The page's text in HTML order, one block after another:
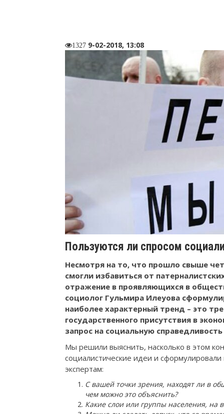
1327 9-02-2018, 13:08
Пользуются ли спросом
Несмотря на то, что прошло свыше
смогли избавиться от
отражение в проявляющихся в
социолог Гульмира Илеуова
наиболее характерный тренд – это
государственного присутствия в
запрос на социальную
Мы решили выяснить, насколько в этом
социалистические идеи и
экспертам:
С вашей точки зрения, находят ли в
чем можно это объяснить?
Какие слои или группы населения, на